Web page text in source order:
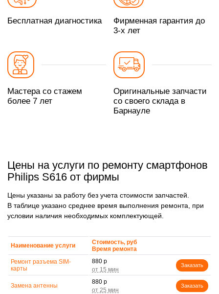
Бесплатная диагностика
Фирменная гарантия до
3-х лет
Мастера со стажем
более 7 лет
Оригинальные запчасти
со своего склада в
Барнауле
Цены на услуги по ремонту смартфонов
Philips S616 от фирмы
Цены указаны за работу без учета стоимости запчастей.
В таблице указано среднее время выполнения ремонта, при
условии наличия необходимых комплектующей.
Наименование услуги
Стоимость, руб
Время ремонта
Ремонт разъема SIM-
карты
880 р
Заказать
Замена антенны
880 р
Заказать